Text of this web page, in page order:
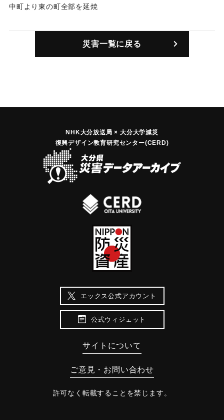
中町より東の町全部を延焼
｜固有コード:00172001
災害一覧に戻る
NHK大分放送局 × 大分大学減災
復興デザイン教育研究センター(CERD)
エックス公式アカウント
公式ウィジェット
サイトについて
ご意見・お問い合わせ
許可なく転載することを禁じます。